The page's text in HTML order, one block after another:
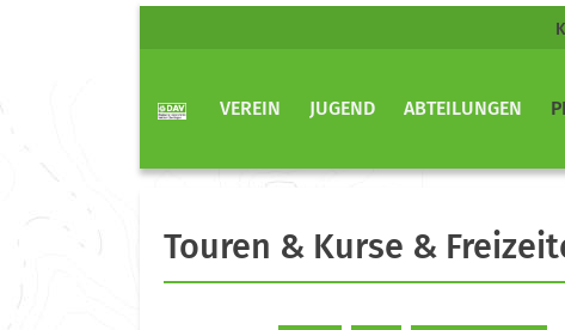
VEREIN JUGEND ABTEILUNGEN
Touren & Kurse &